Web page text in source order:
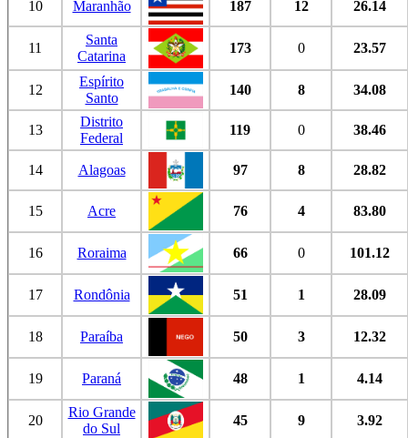
10 Maranhão 187 12 26.14
11
Santa
Catarina
173 0 23.57
12
Espírito
Santo
140 8 34.08
13
Distrito
Federal
119 0 38.46
14 Alagoas 97 8 28.82
15 Acre 76 4 83.80
16 Roraima 66 0 101.12
17 Rondônia 51 1 28.09
18 Paraíba 50 3 12.32
19 Paraná 48 1 4.14
20
Rio Grande
do Sul
45 9 3.92